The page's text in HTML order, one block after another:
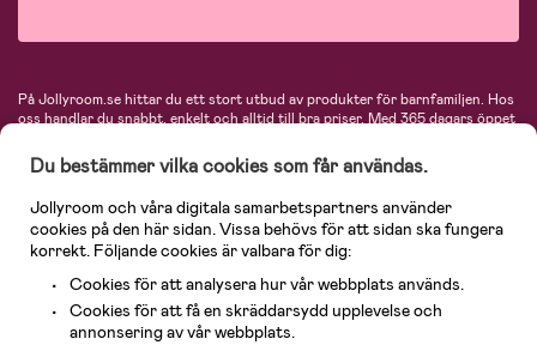
På Jollyroom.se hittar du ett stort utbud av produkter för barnfamiljen. Hos
oss handlar du snabbt, enkelt och alltid till bra priser. Med 365 dagars öppet
hos oss. I vårt sortiment hittar du barnvagnar, bilstolar, kläder för barn och
baby, produkter för mamman, massor av inspirerande inredning, leksaker,
varumärken så som Britax, Maxi-Cosi, Baby Jogger, BabyBjörn, Didriksons,
KidKraft, Ergobaby, Philips Avent, Neonate, Cybex, LEGO och många fler.
Välkommen in och kika runt i Nordens största barn- och babybutik på nätet!
Du bestämmer vilka cookies som får användas.
Jollyroom och våra digitala samarbetspartners använder
cookies på den här sidan. Vissa behövs för att sidan ska fungera
korrekt. Följande cookies är valbara för dig:
Cookies för att analysera hur vår webbplats används.
Cookies för att få en skräddarsydd upplevelse och
annonsering av vår webbplats.